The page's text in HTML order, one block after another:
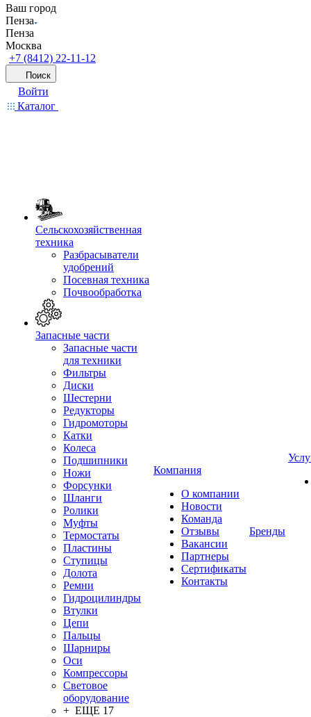
Ваш город
Пенза
Пенза
Москва
+7 (8412) 22-11-12
Поиск
Войти
Каталог
Сельскохозяйственная
техника
Разбрасыватели
удобрений
Посевная техника
Почвообработка
Запасные части
Запасные части
для техники
Фильтры
Диски
Шестерни
Редукторы
Гидромоторы
Катки
Колеса
Подшипники
Ножи
Форсунки
Шланги
Ролики
Муфты
Термостаты
Пластины
Ступицы
Долота
Ремни
Гидроцилиндры
Втулки
Цепи
Пальцы
Шарниры
Оси
Компрессоры
Световое
оборудование
+ ЕЩЕ 17
Компания
О компании
Новости
Команда
Отзывы
Вакансии
Партнеры
Сертификаты
Контакты
Бренды